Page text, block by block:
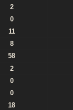
2
0
11
8
58
2
0
0
18